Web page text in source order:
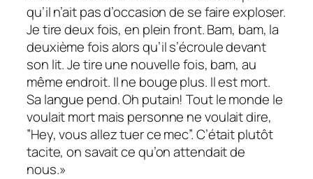
qu’il n’ait pas d’occasion de se faire exploser.
Je tire deux fois, en plein front. Bam, bam, la
deuxième fois alors qu’il s’écroule devant
son lit. Je tire une nouvelle fois, bam, au
même endroit. Il ne bouge plus. Il est mort.
Sa langue pend. Oh putain! Tout le monde le
voulait mort mais personne ne voulait dire,
”Hey, vous allez tuer ce mec”. C’était plutôt
tacite, on savait ce qu’on attendait de
nous.»